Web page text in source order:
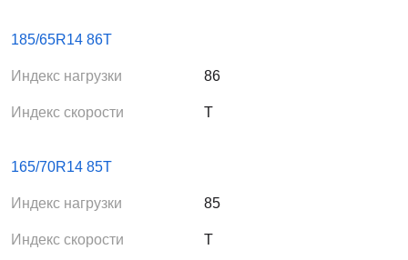
185/65R14 86T
Индекс нагрузки 86
Индекс скорости T
165/70R14 85T
Индекс нагрузки 85
Индекс скорости T